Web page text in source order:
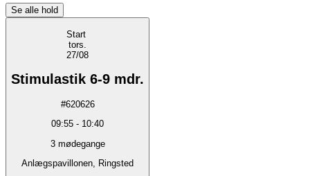
Se alle hold
Start
tors.
27/08
Stimulastik 6-9 mdr.
#620626
09:55 - 10:40
3 mødegange
Anlægspavillonen, Ringsted